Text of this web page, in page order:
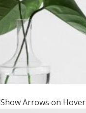
Show Arrows on Hover